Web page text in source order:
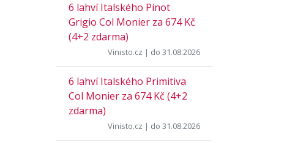
6 lahví Italského Pinot
Grigio Col Monier za 674 Kč
(4+2 zdarma)
Vinisto.cz | do 31.08.2026
6 lahví Italského Primitiva
Col Monier za 674 Kč (4+2
zdarma)
Vinisto.cz | do 31.08.2026